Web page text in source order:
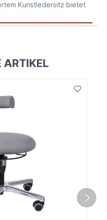
Kunstledersitz bietet
ARTIKEL